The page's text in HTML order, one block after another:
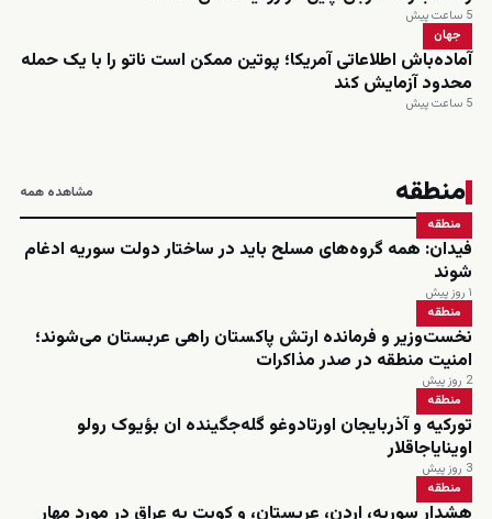
5 ساعت پیش
جهان
آماده‌باش اطلاعاتی آمریکا؛ پوتین ممکن است ناتو را با یک حمله
محدود آزمایش کند
5 ساعت پیش
منطقه مشاهده همه
منطقه
فیدان: همه گروه‌های مسلح باید در ساختار دولت سوریه ادغام
شوند
۱ روز پیش
منطقه
نخست‌وزیر و فرمانده ارتش پاکستان راهی عربستان می‌شوند؛
امنیت منطقه در صدر مذاکرات
2 روز پیش
منطقه
تورکیه و آذربایجان اورتادوغو گله‌جگینده ان بؤیوک رولو
اوینایاجاقلار
3 روز پیش
منطقه